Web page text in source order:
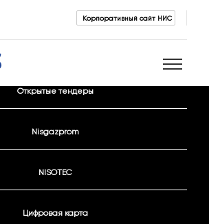
Корпоративный сайт НИС
Открытые тендеры
Nisgazprom
NISOTEC
Цифровая карта